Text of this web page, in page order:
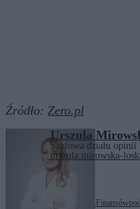
Źródło: Zero.pl
Urszula
Szefowa działu opinii
urszula.mirowska-
KSeF Ministerstwo Finansów